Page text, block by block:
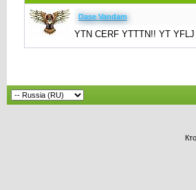
Dase Vandam
YTN CERF YTTTN!! YT